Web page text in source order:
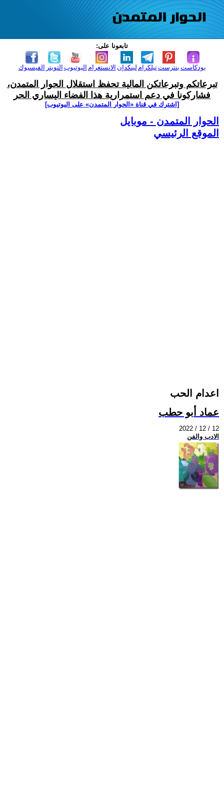
تابعونا على:
الفيسبوك التويتر اليوتيوب الانستغرام لينكدإن تيلكرامبنترست بودكاست
تبرعاتكم وتبرعاتكن المالية تحفظ استقلال الحوار المتمدن،
فشاركونا في دعم استمرارية هذا الفضاء اليساري الحر
[اشترك في قناة ‫«الحوار المتمدن» على اليوتيوب]
الحوار المتمدن - موبايل
الموقع الرئيسي
اعدام الحب
عماد أبو حطب
2022 / 12 / 12
الادب والفن